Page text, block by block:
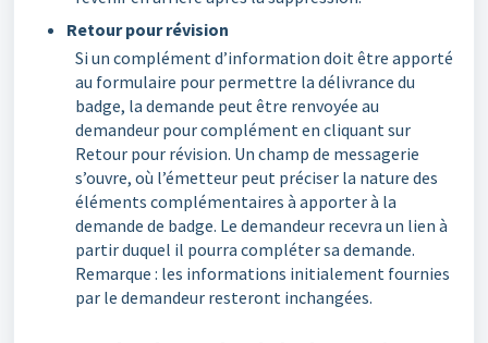
Retour pour révision
Si un complément d’information doit être apporté
au formulaire pour permettre la délivrance du
badge, la demande peut être renvoyée au
demandeur pour complément en cliquant sur
Retour pour révision. Un champ de messagerie
s’ouvre, où l’émetteur peut préciser la nature des
éléments complémentaires à apporter à la
demande de badge. Le demandeur recevra un lien à
partir duquel il pourra compléter sa demande.
Remarque : les informations initialement fournies
par le demandeur resteront inchangées.